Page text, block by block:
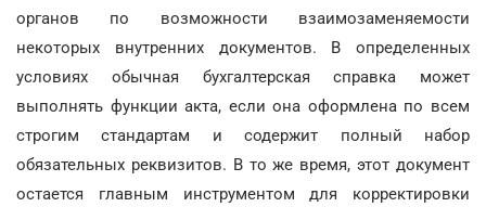
органов по возможности взаимозаменяемости
некоторых внутренних документов. В определенных
условиях обычная бухгалтерская справка может
выполнять функции акта, если она оформлена по всем
строгим стандартам и содержит полный набор
обязательных реквизитов. В то же время, этот документ
остается главным инструментом для корректировки